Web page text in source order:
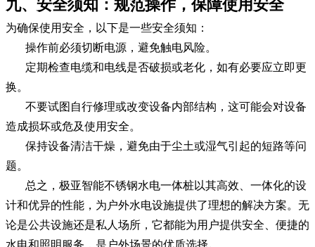
九、安全须知：规范操作，保障使用安全
为确保使用安全，以下是一些安全须知：
操作前必须切断电源，避免触电风险。
定期检查电缆和电线是否破损或老化，如有必要应立即更
换。
不要试图自行修理或改变设备内部结构，这可能会对设备
造成损坏或危及使用安全。
保持设备清洁干燥，避免由于尘土或湿气引起的短路等问
题。
总之，极亚智能不锈钢水电一体桩以其高效、一体化的设
计和优异的性能，为户外水电设施提供了理想的解决方案。无
论是公共设施还是私人场所，它都能为用户提供安全、便捷的
水电和照明服务，是户外场景的优质选择。